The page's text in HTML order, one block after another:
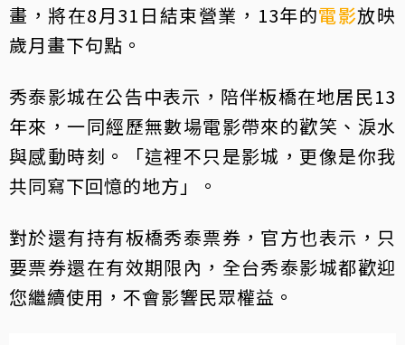
畫，將在8月31日結束營業，13年的電影放映
歲月畫下句點。
秀泰影城在公告中表示，陪伴板橋在地居民13
年來，一同經歷無數場電影帶來的歡笑、淚水
與感動時刻。「這裡不只是影城，更像是你我
共同寫下回憶的地方」。
對於還有持有板橋秀泰票券，官方也表示，只
要票券還在有效期限內，全台秀泰影城都歡迎
您繼續使用，不會影響民眾權益。